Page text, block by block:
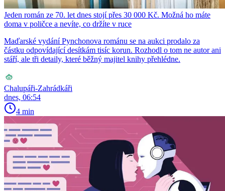
Jeden román ze 70. let dnes stojí přes 30 000 Kč. Možná ho máte
doma v poličce a nevíte, co držíte v ruce
Maďarské vydání Pynchonova románu se na aukci prodalo za
částku odpovídající desítkám tisíc korun. Rozhodl o tom ne autor ani
stáří, ale tři detaily, které běžný majitel knihy přehlédne.
Chalupáři-Zahrádkáři
dnes, 06:54
4 min